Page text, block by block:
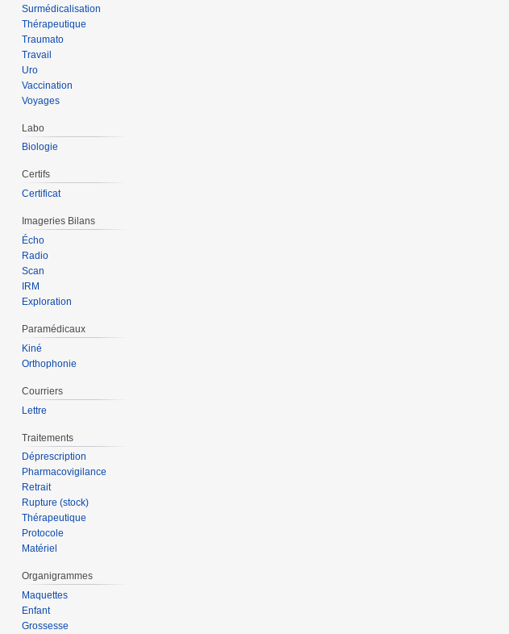
Surmédicalisation
Thérapeutique
Traumato
Travail
Uro
Vaccination
Voyages
Labo
Biologie
Certifs
Certificat
Imageries Bilans
Écho
Radio
Scan
IRM
Exploration
Paramédicaux
Kiné
Orthophonie
Courriers
Lettre
Traitements
Déprescription
Pharmacovigilance
Retrait
Rupture (stock)
Thérapeutique
Protocole
Matériel
Organigrammes
Maquettes
Enfant
Grossesse